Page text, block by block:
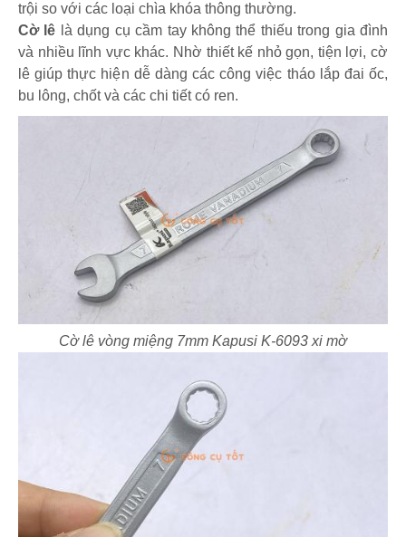
trội so với các loại chìa khóa thông thường.
Cờ lê là dụng cụ cầm tay không thể thiếu trong gia đình
và nhiều lĩnh vực khác. Nhờ thiết kế nhỏ gọn, tiện lợi, cờ
lê giúp thực hiện dễ dàng các công việc tháo lắp đai ốc,
bu lông, chốt và các chi tiết có ren.
Cờ lê vòng miệng 7mm Kapusi K-6093 xi mờ